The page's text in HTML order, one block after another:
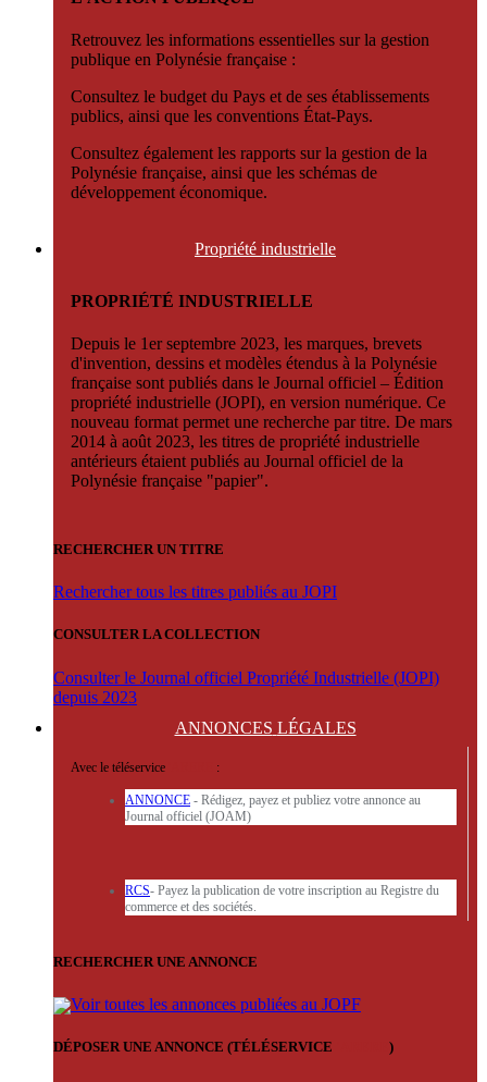
Retrouvez les informations essentielles sur la gestion
publique en Polynésie française :
Consultez le budget du Pays et de ses établissements
publics, ainsi que les conventions État-Pays.
Consultez également les rapports sur la gestion de la
Polynésie française, ainsi que les schémas de
développement économique.
Propriété industrielle
PROPRIÉTÉ INDUSTRIELLE
Depuis le 1er septembre 2023, les marques, brevets
d'invention, dessins et modèles étendus à la Polynésie
française sont publiés dans le Journal officiel – Édition
propriété industrielle (JOPI), en version numérique. Ce
nouveau format permet une recherche par titre. De mars
2014 à août 2023, les titres de propriété industrielle
antérieurs étaient publiés au Journal officiel de la
Polynésie française "papier".
RECHERCHER UN TITRE
Rechercher tous les titres publiés au JOPI
CONSULTER LA COLLECTION
Consulter le Journal officiel Propriété Industrielle (JOPI)
depuis 2023
ANNONCES LÉGALES
Avec le téléservice :
ANNONCE - Rédigez, payez et publiez votre annonce au
Journal officiel (JOAM)
RCS- Payez la publication de votre inscription au Registre du
commerce et des sociétés.
RECHERCHER UNE ANNONCE
Voir toutes les annonces publiées au JOPF
DÉPOSER UNE ANNONCE (TÉLÉSERVICE )